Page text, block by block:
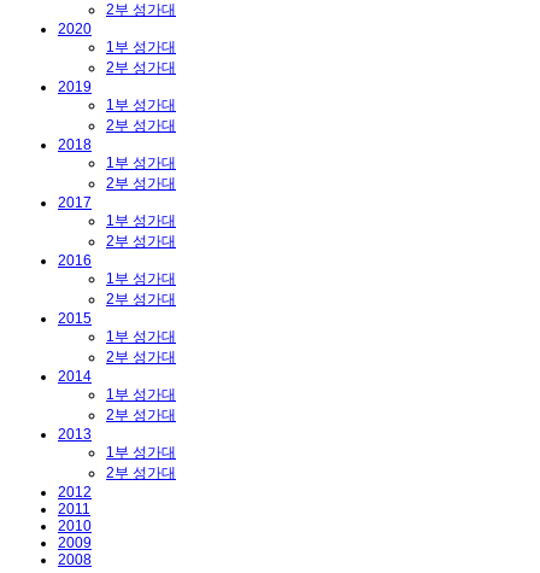
2부 성가대
2020
1부 성가대
2부 성가대
2019
1부 성가대
2부 성가대
2018
1부 성가대
2부 성가대
2017
1부 성가대
2부 성가대
2016
1부 성가대
2부 성가대
2015
1부 성가대
2부 성가대
2014
1부 성가대
2부 성가대
2013
1부 성가대
2부 성가대
2012
2011
2010
2009
2008